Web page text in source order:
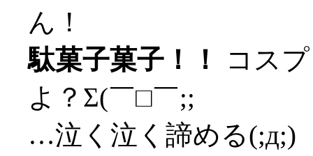
ん！
駄菓子菓子！！
コス
よ？Σ(￣□￣;;
…泣く泣く諦める(;д;)